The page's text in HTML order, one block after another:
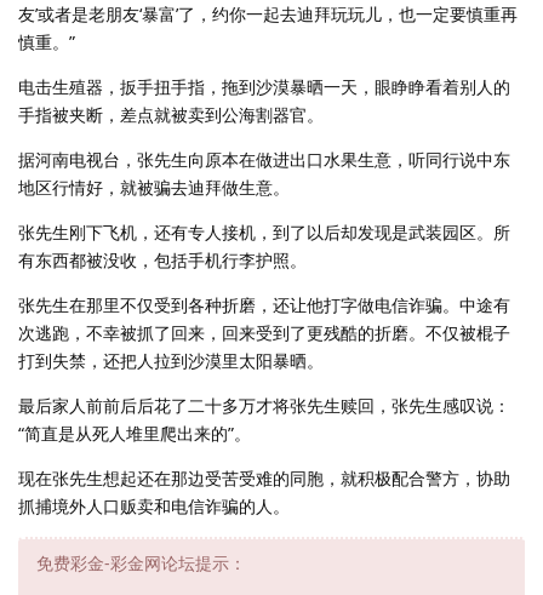
友’或者是老朋友‘暴富’了，约你一起去迪拜玩玩儿，也一定要慎重再
慎重。”
电击生殖器，扳手扭手指，拖到沙漠暴晒一天，眼睁睁看着别人的
手指被夹断，差点就被卖到公海割器官。
据河南电视台，张先生向原本在做进出口水果生意，听同行说中东
地区行情好，就被骗去迪拜做生意。
张先生刚下飞机，还有专人接机，到了以后却发现是武装园区。所
有东西都被没收，包括手机行李护照。
张先生在那里不仅受到各种折磨，还让他打字做电信诈骗。中途有
次逃跑，不幸被抓了回来，回来受到了更残酷的折磨。不仅被棍子
打到失禁，还把人拉到沙漠里太阳暴晒。
最后家人前前后后花了二十多万才将张先生赎回，张先生感叹说：
“简直是从死人堆里爬出来的”。
现在张先生想起还在那边受苦受难的同胞，就积极配合警方，协助
抓捕境外人口贩卖和电信诈骗的人。
免费彩金-彩金网论坛提示：